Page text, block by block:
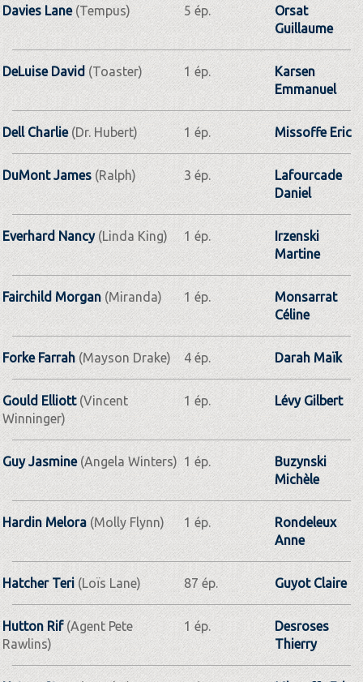
Davies Lane(Tempus) 5 ép.
Orsat
Guillaume
DeLuise David(Toaster) 1 ép.
Karsen
Emmanuel
Dell Charlie(Dr. Hubert) 1 ép. Missoffe Eric
DuMont James(Ralph) 3 ép.
Lafourcade
Daniel
Everhard Nancy(Linda King) 1 ép.
Irzenski
Martine
Fairchild Morgan (Miranda) 1 ép.
Monsarrat
Céline
Forke Farrah(Mayson Drake) 4 ép. Darah Maïk
Gould Elliott(Vincent
Winninger)
1 ép. Lévy Gilbert
Guy Jasmine(Angela Winters) 1 ép.
Buzynski
Michèle
Hardin Melora(Molly Flynn) 1 ép.
Rondeleux
Anne
Hatcher Teri (Loïs Lane) 87 ép. Guyot Claire
Hutton Rif(Agent Pete
Rawlins)
1 ép.
Desroses
Thierry